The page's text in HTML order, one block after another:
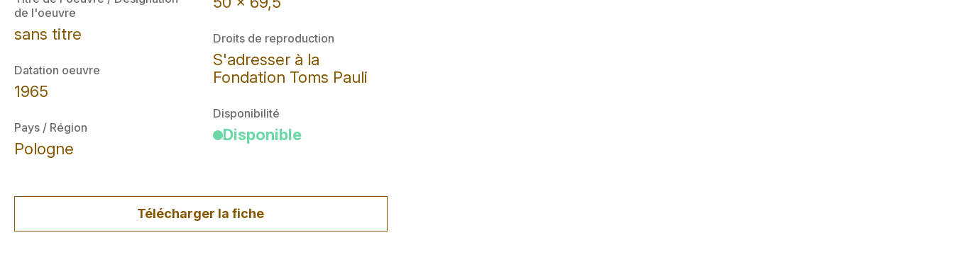
de l'oeuvre
sans titre
Datation oeuvre
1965
Pays / Région
Pologne
Droits de reproduction
S'adresser à la
Fondation Toms Pauli
Disponibilité
Disponible
Télécharger la fiche